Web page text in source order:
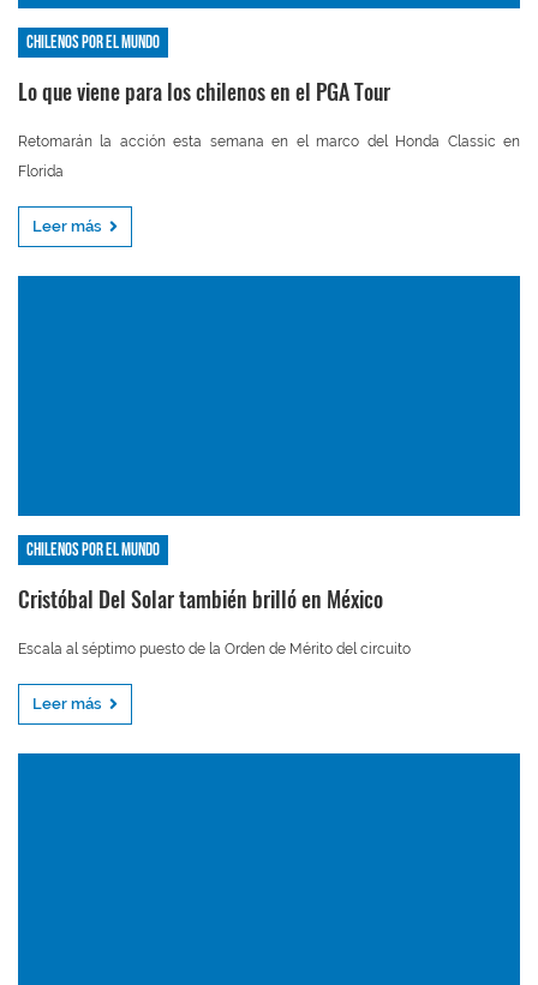
Chilenos por el mundo
Lo que viene para los chilenos en el PGA Tour
Retomarán la acción esta semana en el marco del Honda Classic en
Florida
Leer más
Chilenos por el mundo
Cristóbal Del Solar también brilló en México
Escala al séptimo puesto de la Orden de Mérito del circuito
Leer más